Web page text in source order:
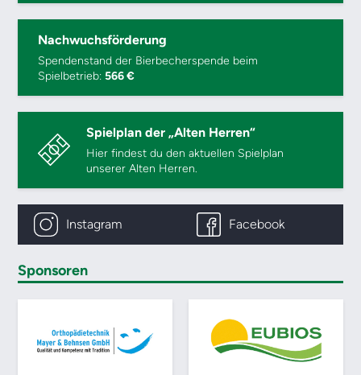
Nachwuchsförderung
Spendenstand der Bierbecherspende beim
Spielbetrieb:566 €
Spielplan der „Alten Herren“
Hier findest du den aktuellen Spielplan
unserer Alten Herren.
Instagram Facebook
Sponsoren